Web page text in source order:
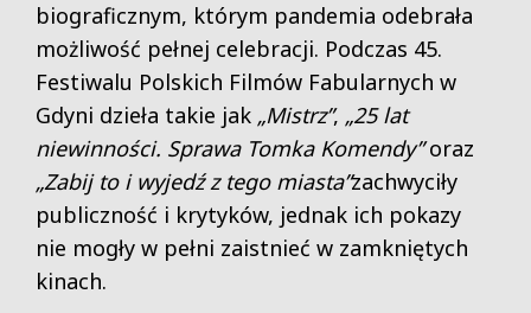
biograficznym, którym pandemia odebrała
możliwość pełnej celebracji. Podczas 45.
Festiwalu Polskich Filmów Fabularnych w
Gdyni dzieła takie jak „Mistrz”, „25 lat
niewinności. Sprawa Tomka Komendy”oraz
„Zabij to i wyjedź z tego miasta”zachwyciły
publiczność i krytyków, jednak ich pokazy
nie mogły w pełni zaistnieć w zamkniętych
kinach.